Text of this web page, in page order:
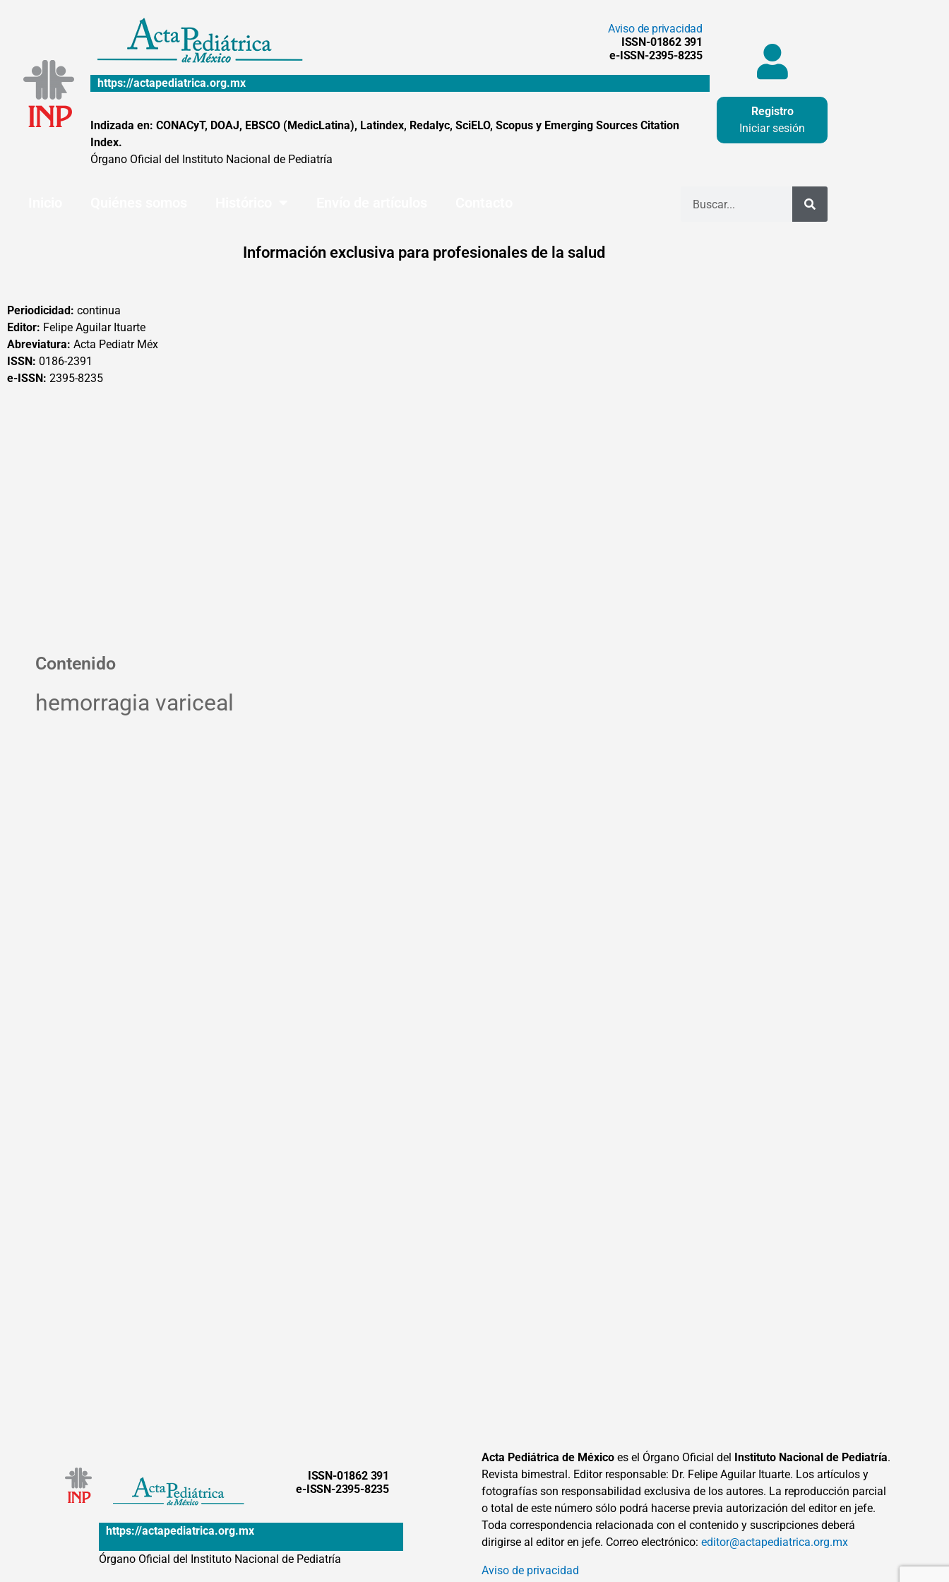
Aviso de privacidad
ISSN-01862 391
e-ISSN-2395-8235
https://actapediatrica.org.mx
Indizada en: CONACyT, DOAJ, EBSCO (MedicLatina), Latindex, Redalyc, SciELO, Scopus y Emerging Sources Citation
Index.
Órgano Oficial del Instituto Nacional de Pediatría
Registro
Iniciar sesión
Información exclusiva para profesionales de la salud
Periodicidad: continua
Editor: Felipe Aguilar Ituarte
Abreviatura: Acta Pediatr Méx
ISSN: 0186-2391
e-ISSN: 2395-8235
Contenido
hemorragia variceal
ISSN-01862 391
e-ISSN-2395-8235
https://actapediatrica.org.mx
Órgano Oficial del Instituto Nacional de Pediatría
Acta Pediátrica de México es el Órgano Oficial del Instituto Nacional de Pediatría.
Revista bimestral. Editor responsable: Dr. Felipe Aguilar Ituarte. Los artículos y
fotografías son responsabilidad exclusiva de los autores. La reproducción parcial
o total de este número sólo podrá hacerse previa autorización del editor en jefe.
Toda correspondencia relacionada con el contenido y suscripciones deberá
dirigirse al editor en jefe. Correo electrónico: editor@actapediatrica.org.mx
Aviso de privacidad